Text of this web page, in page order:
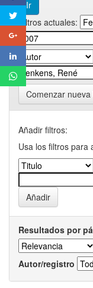
Filtros actuales:
Comenzar
Añadir filtros:
Usa los filtros para
Resultados por
Autor/registro